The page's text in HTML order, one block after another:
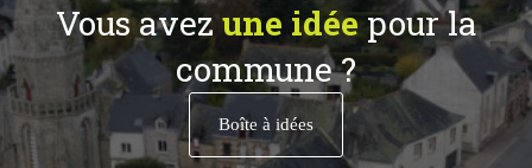
Vous avezune idéepour la
commune ?
Boîte à idées